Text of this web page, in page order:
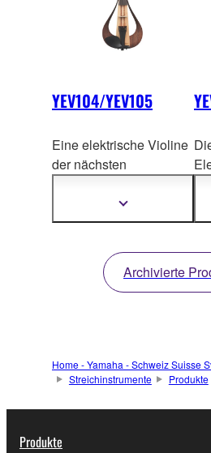
YEV104/YEV105
Eine elektrische Violine
der nächsten
innovative Schönheit mit
soliden Live-
und Potenzial verbindet.
(4 und 5 Saiten)
Mehr
Archivierte
Home - Yamaha - Schweiz Suisse
Streichinstrumente
Produkte
Produkte